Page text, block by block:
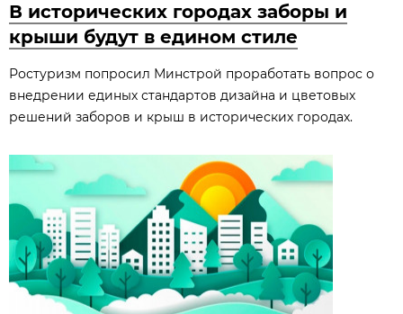
В исторических городах заборы и
крыши будут в едином стиле
Ростуризм попросил Минстрой проработать вопрос о
внедрении единых стандартов дизайна и цветовых
решений заборов и крыш в исторических городах.